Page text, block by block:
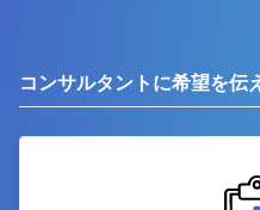
コンサルタントに希望を伝